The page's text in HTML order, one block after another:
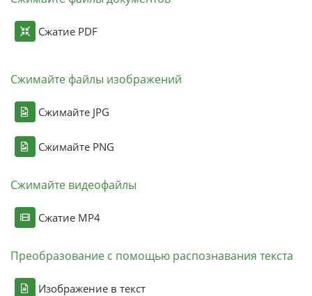
Сжатие PDF
Сжимайте файлы изображений
Сжимайте JPG
Сжимайте PNG
Сжимайте видеофайлы
Сжатие MP4
Преобразование с помощью распознавания текста
Изображение в текст